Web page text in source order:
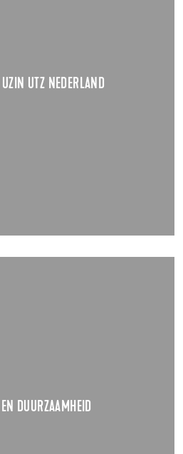
UTZ NEDERLAND
DUURZAAMHEID